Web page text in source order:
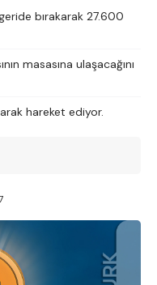
bırakarak 27.600
masasına ulaşacağını
hareket ediyor.